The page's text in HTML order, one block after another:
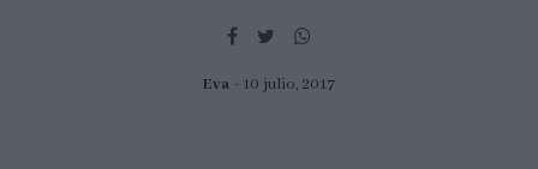
Eva 10 julio, 2017